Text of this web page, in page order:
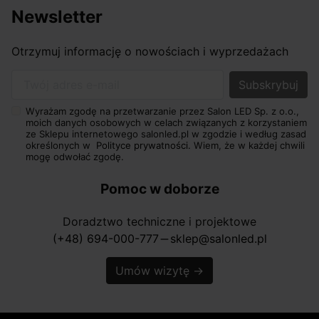
Newsletter
Otrzymuj informację o nowościach i wyprzedażach
Wyrażam zgodę na przetwarzanie przez Salon LED Sp. z o.o.,
moich danych osobowych w celach związanych z korzystaniem
ze Sklepu internetowego salonled.pl w zgodzie i według zasad
określonych w Polityce prywatności. Wiem, że w każdej chwili
mogę odwołać zgodę.
Pomoc w doborze
Doradztwo techniczne i projektowe
(+48) 694-000-777 horizontal_rule sklep@salonled.pl
Umów wizytę →